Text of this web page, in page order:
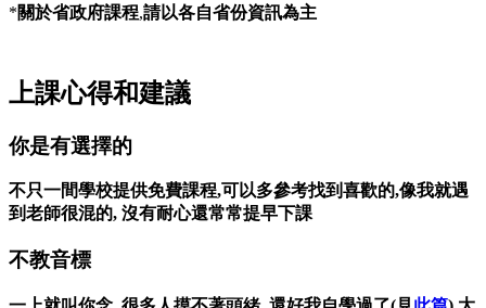
*關於省政府課程,請以各自省份資訊為主
上課心得和建議
你是有選擇的
不只一間學校提供免費課程,可以多參考找到喜歡的,像我就遇
到老師很混的, 沒有耐心還常常提早下課
不教音標